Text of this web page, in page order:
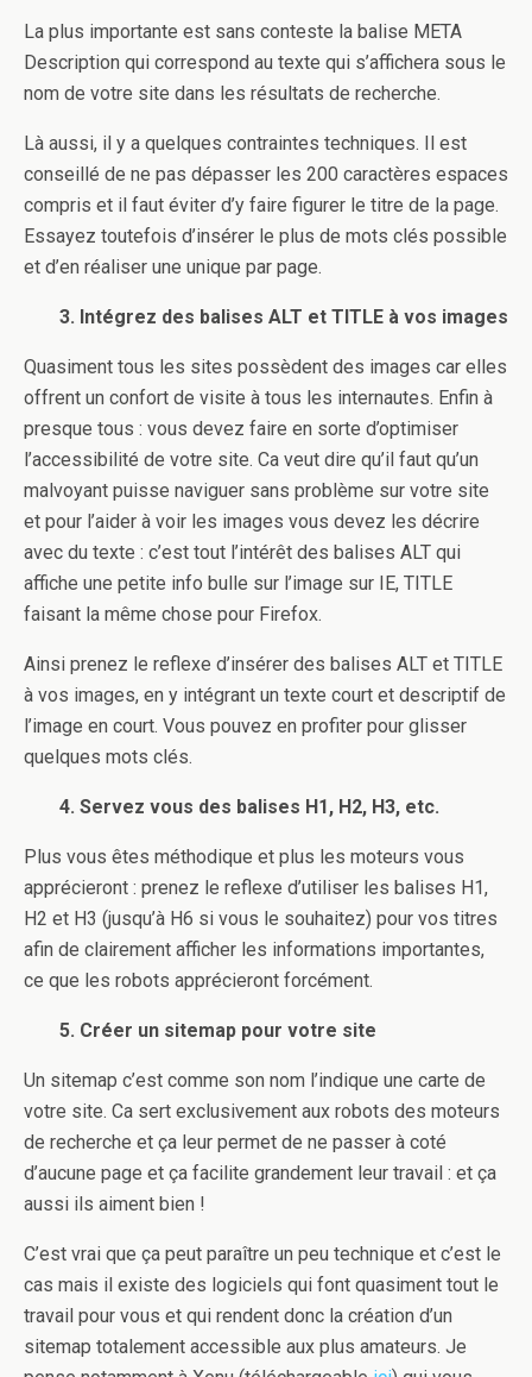
La plus importante est sans conteste la balise META
Description qui correspond au texte qui s’affichera sous le
nom de votre site dans les résultats de recherche.
Là aussi, il y a quelques contraintes techniques. Il est
conseillé de ne pas dépasser les 200 caractères espaces
compris et il faut éviter d’y faire figurer le titre de la page.
Essayez toutefois d’insérer le plus de mots clés possible
et d’en réaliser une unique par page.
3. Intégrez des balises ALT et TITLE à vos images
Quasiment tous les sites possèdent des images car elles
offrent un confort de visite à tous les internautes. Enfin à
presque tous : vous devez faire en sorte d’optimiser
l’accessibilité de votre site. Ca veut dire qu’il faut qu’un
malvoyant puisse naviguer sans problème sur votre site
et pour l’aider à voir les images vous devez les décrire
avec du texte : c’est tout l’intérêt des balises ALT qui
affiche une petite info bulle sur l’image sur IE, TITLE
faisant la même chose pour Firefox.
Ainsi prenez le reflexe d’insérer des balises ALT et TITLE
à vos images, en y intégrant un texte court et descriptif de
l’image en court. Vous pouvez en profiter pour glisser
quelques mots clés.
4. Servez vous des balises H1, H2, H3, etc.
Plus vous êtes méthodique et plus les moteurs vous
apprécieront : prenez le reflexe d’utiliser les balises H1,
H2 et H3 (jusqu’à H6 si vous le souhaitez) pour vos titres
afin de clairement afficher les informations importantes,
ce que les robots apprécieront forcément.
5. Créer un sitemap pour votre site
Un sitemap c’est comme son nom l’indique une carte de
votre site. Ca sert exclusivement aux robots des moteurs
de recherche et ça leur permet de ne passer à coté
d’aucune page et ça facilite grandement leur travail : et ça
aussi ils aiment bien !
C’est vrai que ça peut paraître un peu technique et c’est le
cas mais il existe des logiciels qui font quasiment tout le
travail pour vous et qui rendent donc la création d’un
sitemap totalement accessible aux plus amateurs. Je